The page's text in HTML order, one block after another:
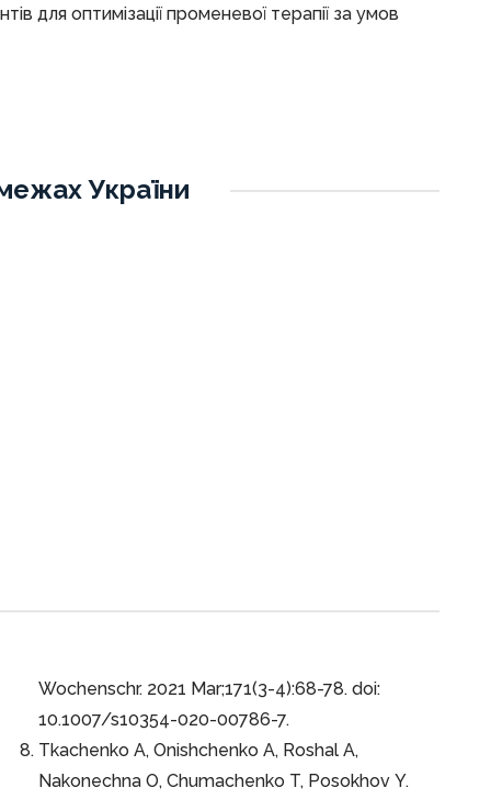
для оптимізації променевої терапії за умов
України
Wochenschr. 2021 Mar;171(3-4):68-78. doi:
10.1007/s10354-020-00786-7.
Tkachenko A, Onishchenko A, Roshal A,
Nakonechna O, Chumachenko T, Posokhov Y.